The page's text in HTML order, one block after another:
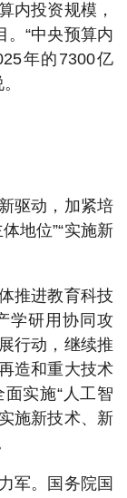
内投资规模，
。“中央预算内
年的7300亿
驱动，加紧培
地位”“实施新
推进教育科技
学研用协同攻
行动，继续推
造和重大技术
实施“人工智
施新技术、新
军。国务院国